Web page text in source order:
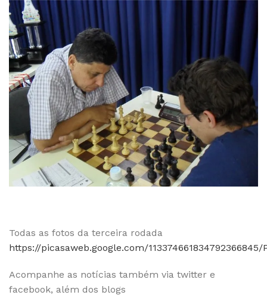
Todas as fotos da terceira rodada
https://picasaweb.google.com/
Acompanhe as notícias também via twitter e
facebook, além dos blogs